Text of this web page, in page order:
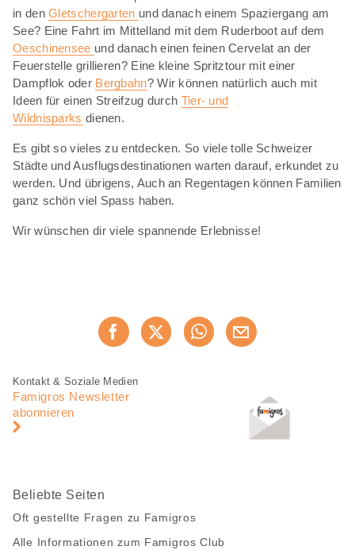
in denGletschergarten und danach einem Spaziergang am
See? Eine Fahrt im Mittelland mit dem Ruderboot auf dem
Oeschinensee und danach einen feinen Cervelat an der
Feuerstelle grillieren? Eine kleine Spritztour mit einer
Dampflok oder Bergbahn? Wir können natürlich auch mit
Ideen für einen Streifzug durch Tier- und
Wildnisparks dienen.
Es gibt so vieles zu entdecken. So viele tolle Schweizer
Städte und Ausflugsdestinationen warten darauf, erkundet zu
werden. Und übrigens, Auch an Regentagen können Familien
ganz schön viel Spass haben.
Wir wünschen dir viele spannende Erlebnisse!
Jetzt weiterempfehlen
Fusszeile
Fusszeile
Navigation
Kontakt & Soziale Medien
Famigros Newsletter
abonnieren
Beliebte Seiten
Oft gestellte Fragen zu Famigros
Alle Informationen zum Famigros Club